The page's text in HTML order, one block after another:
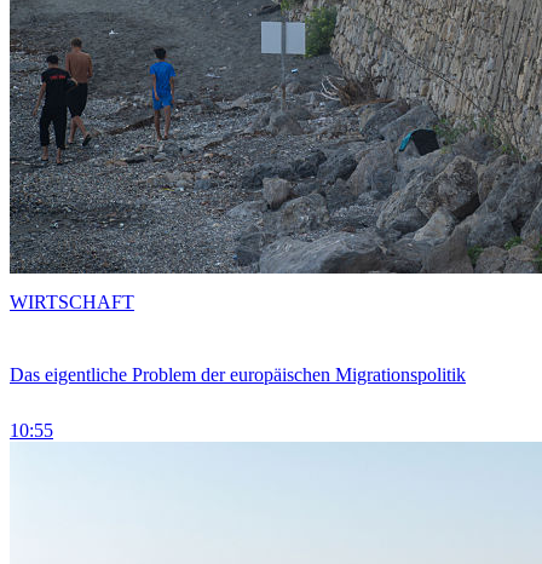
Das eigentliche Problem der europäischen Migrationspolitik
10:55
WIRTSCHAFT